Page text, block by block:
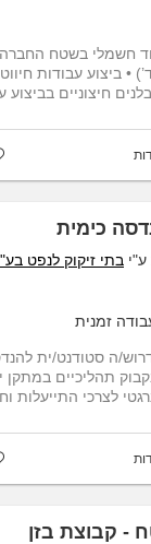
חשמלי בשטח
• ביצוע עבודות
חיצוניים בביצוע
כימית
ע"י בתי זיקוק לנפט
זמנית
ה סטודנט/ית
תהליכיים במתקן
לצרכי התייעלות
- קבוצת בזן